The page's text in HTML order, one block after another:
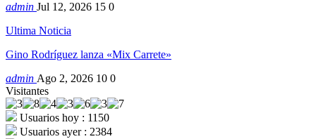
admin Jul 12, 2026 15 0
Ultima Noticia
Gino Rodríguez lanza «Mix Carrete»
admin Ago 2, 2026 10 0
Visitantes
Usuarios hoy : 1150
Usuarios ayer : 2384